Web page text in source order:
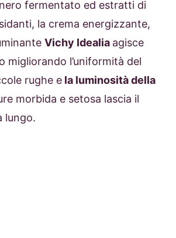
fermentato ed estratti di
la crema energizzante,
Vichy Idealia agisce
migliorando l’uniformità del
rughe e la luminosità della
morbida e setosa lascia il
lungo.